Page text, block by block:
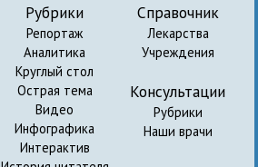
Рубрики
Репортаж
Аналитика
Круглый стол
Острая тема
Видео
Инфографика
Интерактив
Справочник
Лекарства
Учреждения
Консультации
Рубрики
Наши врачи